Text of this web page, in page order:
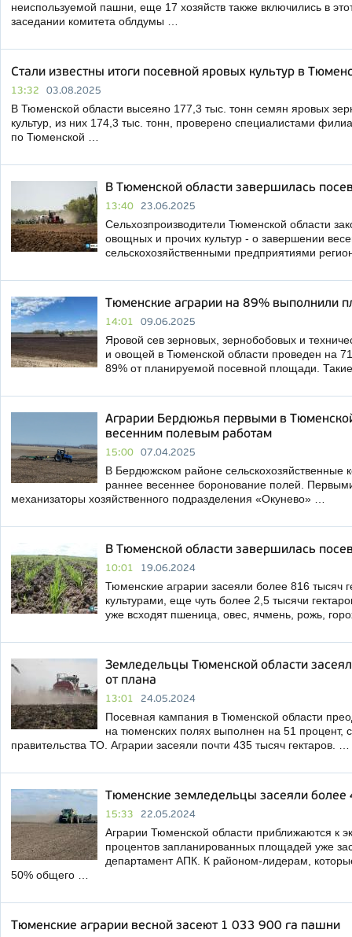
неиспользуемой пашни, еще 17 хозяйств также включились в
заседании комитета облдумы …
Стали известны итоги посевной яровых культур в
13:32 03.08.2025
В Тюменской области высеяно 177,3 тыс. тонн семян яровых
культур, из них 174,3 тыс. тонн, проверено специалистами
по Тюменской …
В Тюменской области завершилась
13:40 23.06.2025
Сельхозпроизводители Тюменской области
овощных и прочих культур - о завершении
сельскохозяйственными предприятиями
Тюменские аграрии на 89% выполнили
14:01 09.06.2025
Яровой сев зерновых, зернобобовых и
и овощей в Тюменской области проведен на
89% от планируемой посевной площади.
Аграрии Бердюжья первыми в
весенним полевым работам
15:00 07.04.2025
В Бердюжском районе сельскохозяйственные
раннее весеннее боронование полей.
механизаторы хозяйственного подразделения «Окунево» …
В Тюменской области завершилась
10:01 19.06.2024
Тюменские аграрии засеяли более 816 тысяч
культурами, еще чуть более 2,5 тысячи
уже всходят пшеница, овес, ячмень, рожь,
Земледельцы Тюменской области
от плана
13:01 24.05.2024
Посевная кампания в Тюменской области
на тюменских полях выполнен на 51
правительства ТО. Аграрии засеяли почти 435 тысяч гектаров. …
Тюменские земледельцы засеяли
15:33 22.05.2024
Аграрии Тюменской области приближаются к
процентов запланированных площадей уже
департамент АПК. К районом-лидерам,
50% общего …
Тюменские аграрии весной засеют 1 033 900 га пашни